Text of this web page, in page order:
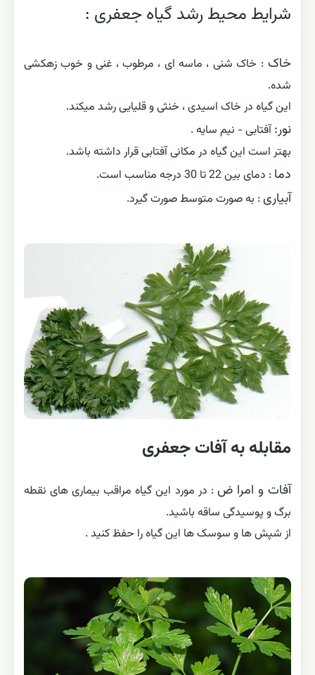
شرایط محیط رشد گیاه جعفری :
خاک: خاک شنی ، ماسه ای ، مرطوب ، غنی و خوب زهکشی
شده.
این گیاه در خاک اسیدی ، خنثی و قلیایی رشد میکند.
نور:آفتابی - نیم سایه .
بهتر است این گیاه در مکانی آفتابی قرار داشته باشد.
دما : دمای بین 22 تا 30 درجه مناسب است.
آبیاری : به صورت متوسط صورت گیرد.
مقابله به آفات جعفری
آفات و امرا ض : در مورد این گیاه مراقب بیماری های نقطه
برگ و پوسیدگی ساقه باشید.
از شپش ها و سوسک ها این گیاه را حفظ کنید .